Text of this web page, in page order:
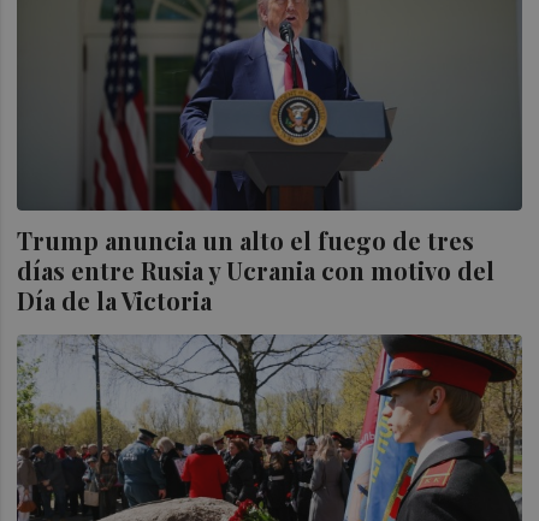
Trump anuncia un alto el fuego de tres
días entre Rusia y Ucrania con motivo del
Día de la Victoria